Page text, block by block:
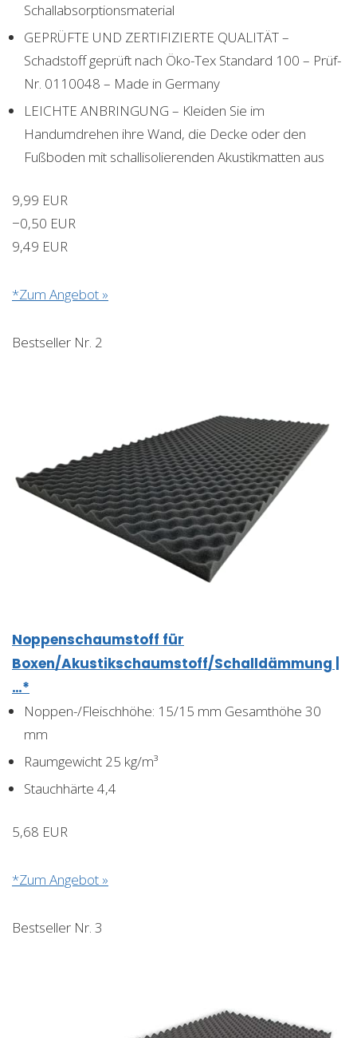
Schallabsorptionsmaterial
GEPRÜFTE UND ZERTIFIZIERTE QUALITÄT –
Schadstoff geprüft nach Öko-Tex Standard 100 – Prüf-
Nr. 0110048 – Made in Germany
LEICHTE ANBRINGUNG – Kleiden Sie im
Handumdrehen ihre Wand, die Decke oder den
Fußboden mit schallisolierenden Akustikmatten aus
9,99 EUR
−0,50 EUR
9,49 EUR
*Zum Angebot »
Bestseller Nr. 2
Noppenschaumstoff für
Boxen/Akustikschaumstoff/Schalldämmung |
…*
Noppen-/Fleischhöhe: 15/15 mm Gesamthöhe 30
mm
Raumgewicht 25 kg/m³
Stauchhärte 4,4
5,68 EUR
*Zum Angebot »
Bestseller Nr. 3